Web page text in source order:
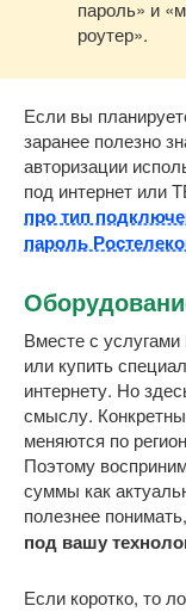
пароль» и
роутер».
Если вы
заранее полезно
авторизации
под интернет или
про тип
пароль
Вместе с услугами
или купить
интернету. Но
смыслу.
меняются по
Поэтому
суммы как
полезнее понимать,
под вашу
Если коротко, то